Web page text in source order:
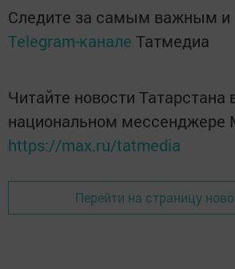
Следите за самым важным и
Telegram-канале Татмедиа
Читайте новости Татарстана
национальном мессенджере
https://max.ru/tatmedia
Перейти на страницу